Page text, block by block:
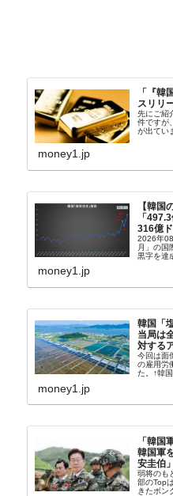
「『韓
スリリ
先にご紹
件ですが
が出てい
れ協力
money1.jp
【韓国
「
316億ド
2026年
月」の国
黒字を達
の経常
money1.jp
韓国「
当局は
対する
今回は面
の雇用労
た。↑韓
たとい
money1.jp
「韓国
韓国軍
安圭伯」
弱将のも
部のTop
きたボン